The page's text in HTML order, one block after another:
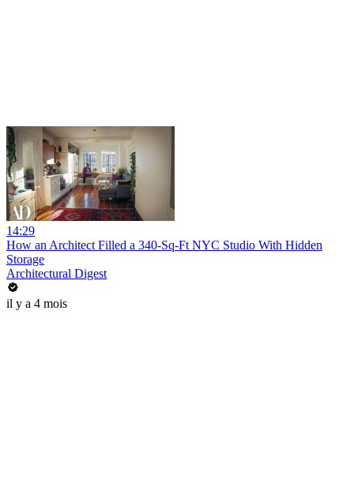
14:29
How an Architect Filled a 340-Sq-Ft NYC Studio With Hidden
Storage
Architectural Digest
il y a 4 mois